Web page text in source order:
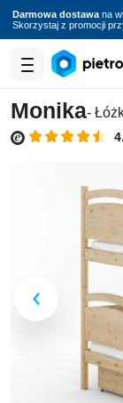
Darmowa dostawa na
Skorzystaj z promocji
Monika-